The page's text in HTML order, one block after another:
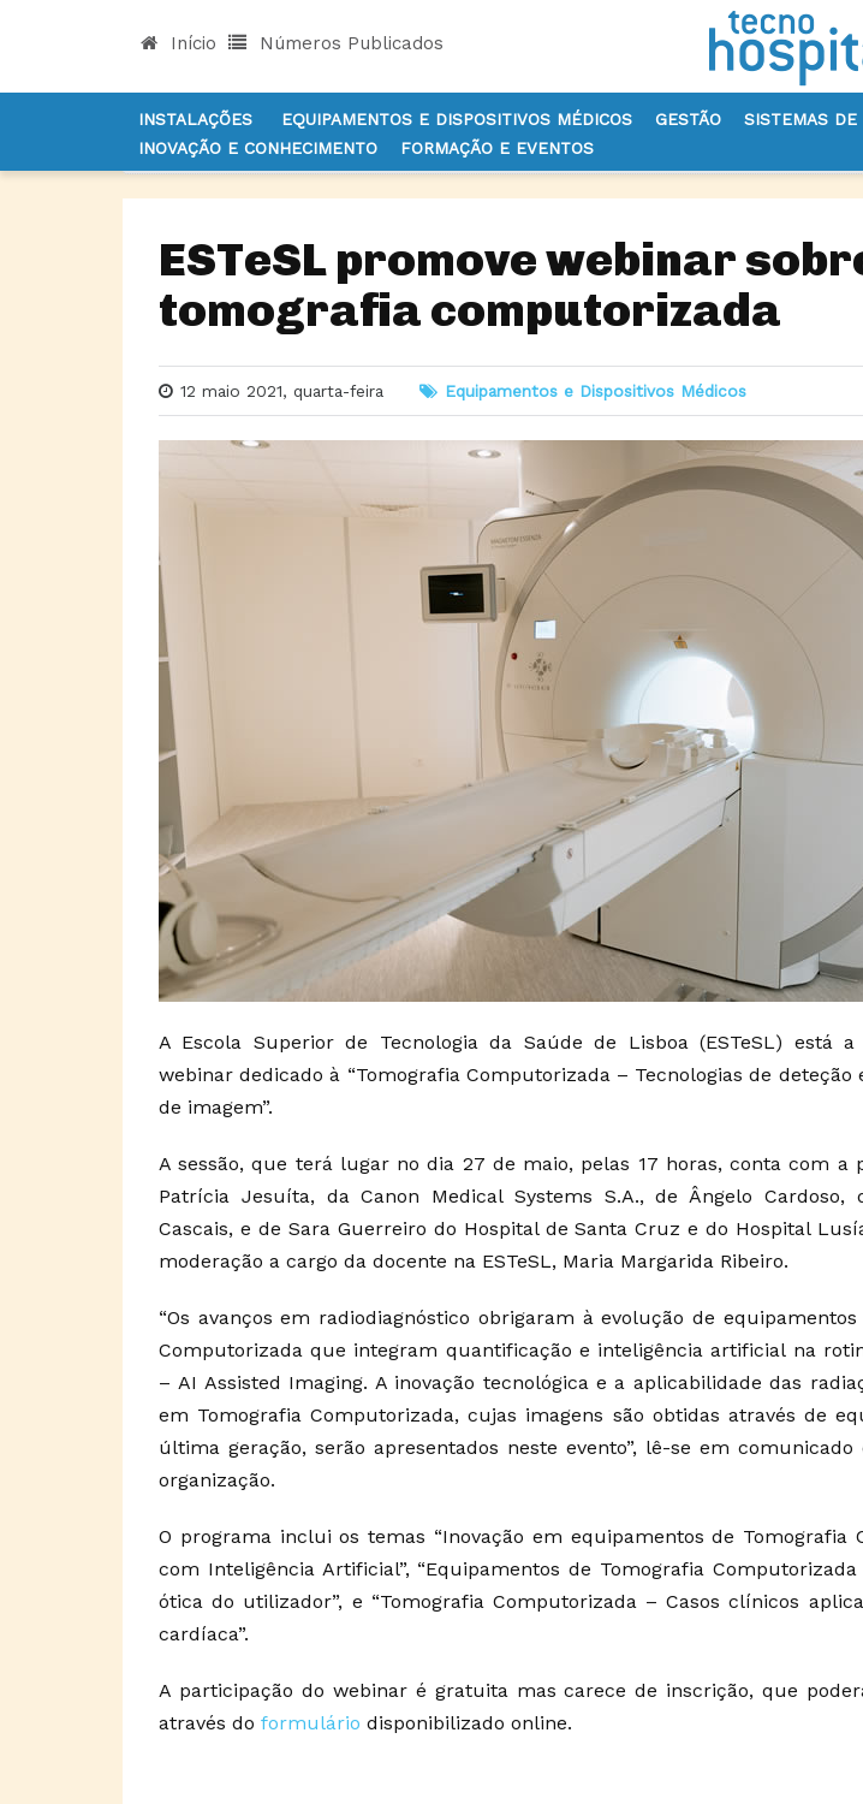
Início Números Publicados
INSTALAÇÕES EQUIPAMENTOS E DISPOSITIVOS MÉDICOS GESTÃO SISTEMAS DE
INOVAÇÃO E CONHECIMENTO
FORMAÇÃO E EVENTOS
INÍCIO NOTÍCIAS EQUIPAMENTOS E DISPOSITIVOS MÉDICOS
ESTeSL promove webinar
tomografia computorizada
12 maio 2021, quarta-feira Equipamentos e Dispositivos Médicos
A Escola Superior de Tecnologia da Saúde de Lisboa (ESTeSL) está
webinar dedicado à “Tomografia Computorizada – Tecnologias de deteção
de imagem”.
A sessão, que terá lugar no dia 27 de maio, pelas 17 horas, conta com a
Patrícia Jesuíta, da Canon Medical Systems S.A., de Ângelo Cardoso,
Cascais, e de Sara Guerreiro do Hospital de Santa Cruz e do Hospital
moderação a cargo da docente na ESTeSL, Maria Margarida Ribeiro.
“Os avanços em radiodiagnóstico obrigaram à evolução de
Computorizada que integram quantificação e inteligência artificial na
– AI Assisted Imaging. A inovação tecnológica e a aplicabilidade das
em Tomografia Computorizada, cujas imagens são obtidas através de
última geração, serão apresentados neste evento”, lê-se em
organização.
O programa inclui os temas “Inovação em equipamentos de Tomografia
com Inteligência Artificial”, “Equipamentos de Tomografia
ótica do utilizador”, e “Tomografia Computorizada – Casos clínicos
cardíaca”.
A participação do webinar é gratuita mas carece de inscrição, que
através do formulário disponibilizado online.